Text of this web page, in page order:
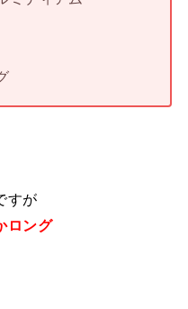
すが
ロング